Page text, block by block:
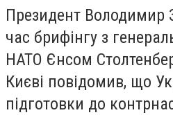
Президент Володимир
час брифінгу з
НАТО Єнсом
Києві повідомив, що
підготовки до